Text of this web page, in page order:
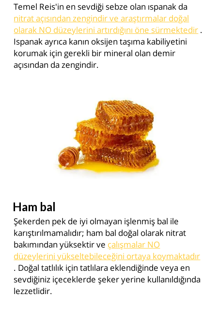
Temel Reis'in en sevdiği sebze olan ıspanak da
nitrat açısından zengindir ve araştırmalar doğal
olarak NO düzeylerini artırdığını öne sürmektedir .
Ispanak ayrıca kanın oksijen taşıma kabiliyetini
korumak için gerekli bir mineral olan demir
açısından da zengindir.
Ham bal
Şekerden pek de iyi olmayan işlenmiş bal ile
karıştırılmamalıdır; ham bal doğal olarak nitrat
bakımından yüksektir ve çalışmalar NO
düzeylerini yükseltebileceğini ortaya koymaktadır
. Doğal tatlılık için tatlılara eklendiğinde veya en
sevdiğiniz içeceklerde şeker yerine kullanıldığında
lezzetlidir.